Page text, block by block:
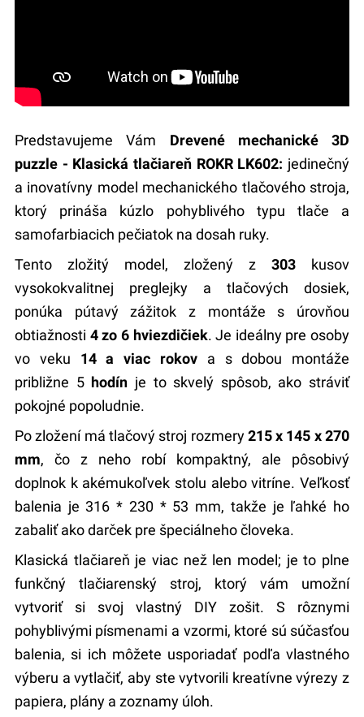
Predstavujeme Vám Drevené mechanické 3D
puzzle - Klasická tlačiareň ROKR LK602: jedinečný
a inovatívny model mechanického tlačového stroja,
ktorý prináša kúzlo pohyblivého typu tlače a
samofarbiacich pečiatok na dosah ruky.
Tento zložitý model, zložený z303 kusov
vysokokvalitnej preglejky a tlačových dosiek,
ponúka pútavý zážitok z montáže s úrovňou
obtiažnosti 4 zo 6 hviezdičiek. Je ideálny pre osoby
vo veku 14 a viac rokova s dobou montáže
približne 5hodín je to skvelý spôsob, ako stráviť
pokojné popoludnie.
Po zložení má tlačový stroj rozmery215 x 145 x 270
mm, čo z neho robí kompaktný, ale pôsobivý
doplnok k akémukoľvek stolu alebo vitríne. Veľkosť
balenia je 316 * 230 * 53 mm, takže je ľahké ho
zabaliť ako darček pre špeciálneho človeka.
Klasická tlačiareň je viac než len model; je to plne
funkčný tlačiarenský stroj, ktorý vám umožní
vytvoriť si svoj vlastný DIY zošit. S rôznymi
pohyblivými písmenami a vzormi, ktoré sú súčasťou
balenia, si ich môžete usporiadať podľa vlastného
výberu a vytlačiť, aby ste vytvorili kreatívne výrezy z
papiera, plány a zoznamy úloh.